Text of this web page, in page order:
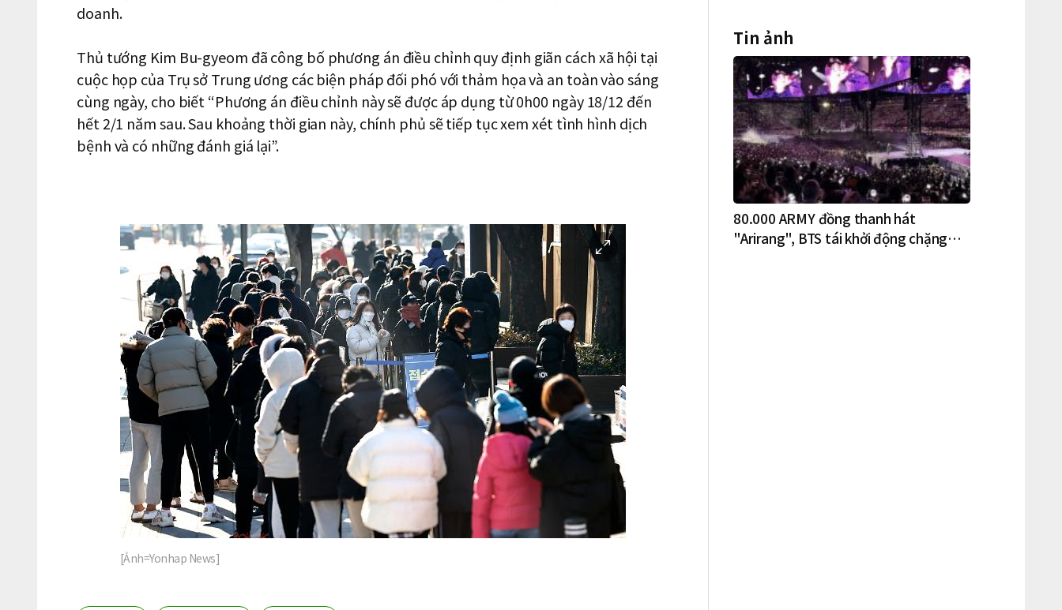
doanh.
Thủ tướng Kim Bu-gyeom đã công bố phương án điều chỉnh quy định giãn cách xã hội tại
cuộc họp của Trụ sở Trung ương các biện pháp đối phó với thảm họa và an toàn vào sáng
cùng ngày, cho biết “Phương án điều chỉnh này sẽ được áp dụng từ 0h00 ngày 18/12 đến
hết 2/1 năm sau. Sau khoảng thời gian này, chính phủ sẽ tiếp tục xem xét tình hình dịch
bệnh và có những đánh giá lại”.
이
미
지
확
대
[Ảnh=Yonhap News]
Tin ảnh
80.000 ARMY đồng thanh hát
"Arirang", BTS tái khởi động chặng